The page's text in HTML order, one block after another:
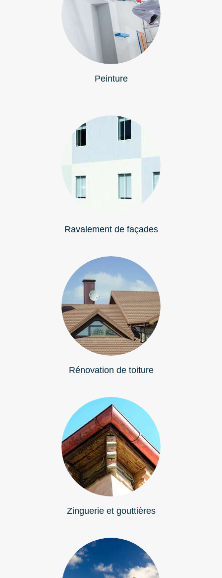
Peinture
Ravalement de façades
Rénovation de toiture
Zinguerie et gouttières